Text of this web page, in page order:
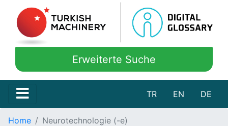
Erweiterte Suche
TR EN DE
Home Neurotechnologie (-e)